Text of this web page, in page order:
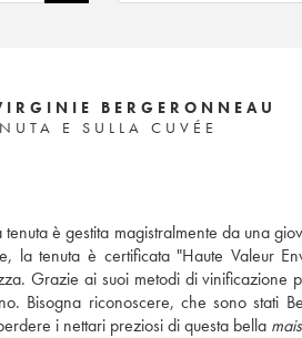
BERGERONNEAU
E SULLA CUVÉE
è gestita magistralmente da una
la tenuta è certificata "Haute Valeur
Grazie ai suoi metodi di
Bisogna riconoscere, che sono stati
i nettari preziosi di questa bella